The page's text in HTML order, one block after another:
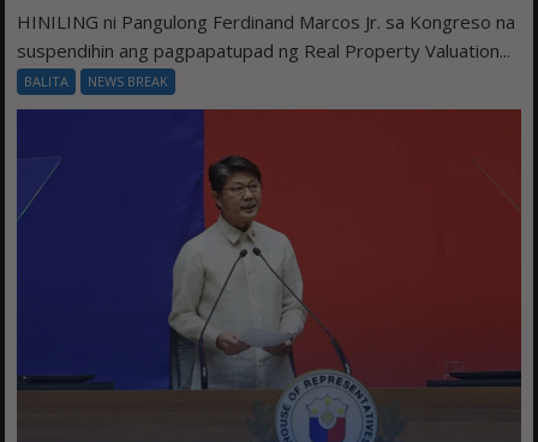
HINILING ni Pangulong Ferdinand Marcos Jr. sa Kongreso na
suspendihin ang pagpapatupad ng Real Property Valuation...
BALITA NEWS BREAK